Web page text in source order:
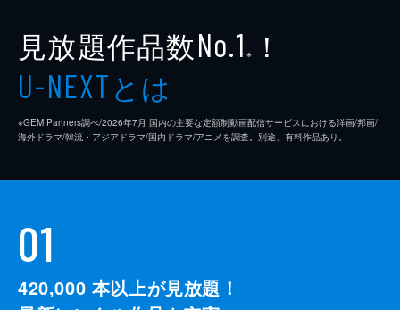
見放題作品数No.1 ※ ！
U-NEXTとは
※GEM Partners調べ/2026年7⽉ 国内の主要な定額制動画配信サービスにおける洋画/邦画/
海外ドラマ/韓流・アジアドラマ/国内ドラマ/アニメを調査。別途、有料作品あり。
01
420,000 本以上が見放題！